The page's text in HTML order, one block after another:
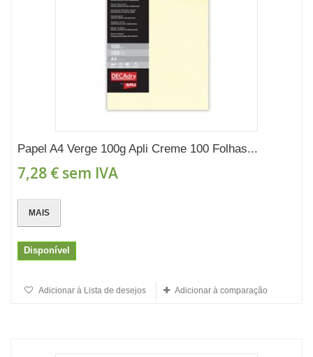
Papel A4 Verge 100g Apli Creme 100 Folhas...
7,28 € sem IVA
MAIS
Disponível
Adicionar à Lista de desejos Adicionar à comparação